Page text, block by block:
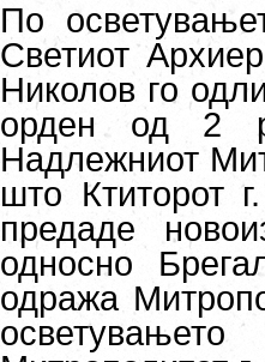
По
Светиот
Николов го
орден од 2
Надлежниот
што Ктиторот
предаде
односно
одража